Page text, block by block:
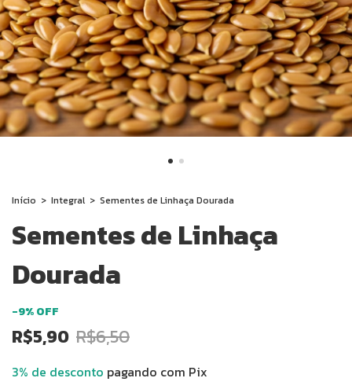
Início > Integral > Sementes de Linhaça Dourada
Sementes de Linhaça
Dourada
-9%OFF
R$5,90 R$6,50
3% de desconto pagando com Pix